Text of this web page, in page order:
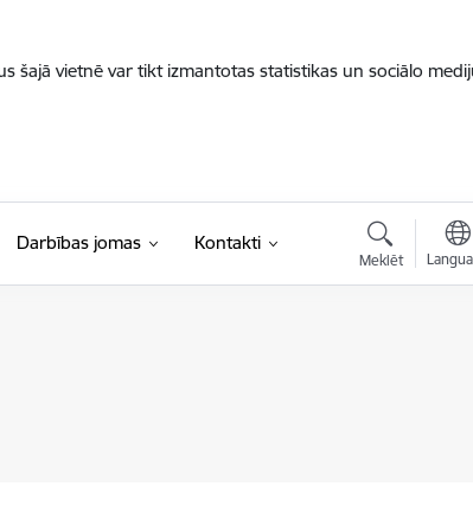
šajā vietnē var tikt izmantotas statistikas un sociālo
Darbības jomas Kontakti
Meklēt